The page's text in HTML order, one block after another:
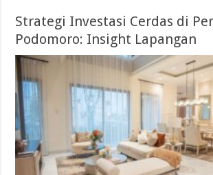
Strategi Investasi Cerdas di
Podomoro: Insight Lapangan